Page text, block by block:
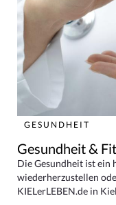
GESUNDHEIT
Gesundheit &
Die Gesundheit ist ein
wiederherzustellen
KIELerLEBEN.de in